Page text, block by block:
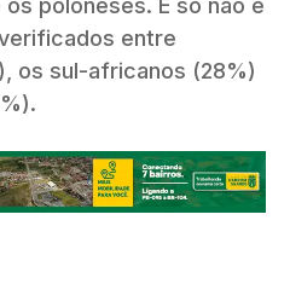
poloneses. E só não é
entre
os sul-africanos (28%)